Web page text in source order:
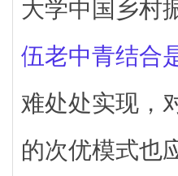
大学中国乡村
伍老中青结合
难处处实现，
的次优模式也